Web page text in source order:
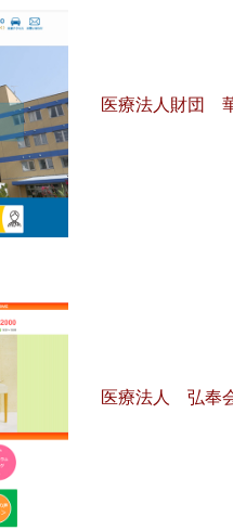
医療法人財団
医療法人 弘奉